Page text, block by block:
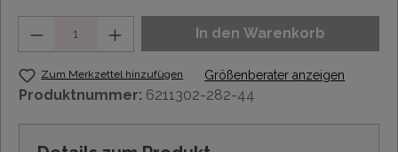
In den Warenkorb
Zum Merkzettel hinzufügen Größenberater anzeigen
Produktnummer: 6211302-282-44